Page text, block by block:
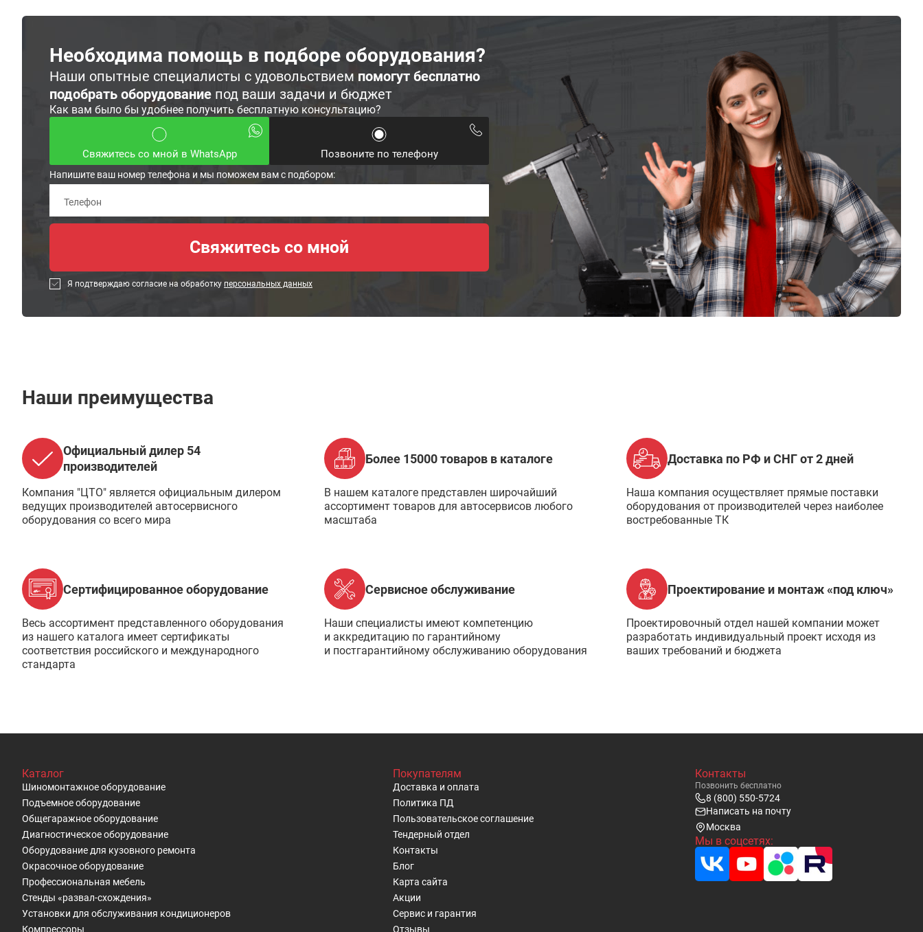
Необходима помощь в подборе оборудования?
Наши опытные специалисты с удовольствием помогут бесплатно
подобрать оборудование под ваши задачи и бюджет
Как вам было бы удобнее получить бесплатную консультацию?
Свяжитесь со мной в WhatsApp Позвоните по телефону
Напишите ваш номер телефона и мы поможем вам с подбором:
Я подтверждаю согласие на обработку персональных данных
Наши преимущества
Официальный дилер 54
производителей
Компания "ЦТО" является официальным дилером
ведущих производителей автосервисного
оборудования со всего мира
Более 15000 товаров в каталоге
В нашем каталоге представлен широчайший
ассортимент товаров для автосервисов любого
масштаба
Доставка по РФ и СНГ от 2 дней
Наша компания осуществляет прямые поставки
оборудования от производителей через наиболее
востребованные ТК
Сертифицированное оборудование
Весь ассортимент представленного оборудования
из нашего каталога имеет сертификаты
соответствия российского и международного
стандарта
Сервисное обслуживание
Наши специалисты имеют компетенцию
и аккредитацию по гарантийному
и постгарантийному обслуживанию оборудования
Проектирование и монтаж «под ключ»
Проектировочный отдел нашей компании может
разработать индивидуальный проект исходя из
ваших требований и бюджета
Каталог
Шиномонтажное оборудование
Подъемное оборудование
Общегаражное оборудование
Диагностическое оборудование
Оборудование для кузовного ремонта
Окрасочное оборудование
Профессиональная мебель
Стенды «развал-схождения»
Установки для обслуживания кондиционеров
Компрессоры
Покупателям
Доставка и оплата
Политика ПД
Пользовательское cоглашение
Тендерный отдел
Контакты
Блог
Карта сайта
Акции
Сервис и гарантия
Отзывы
Контакты
Позвонить бесплатно
8 (800) 550-5724
Написать на почту
Москва
Мы в соцсетях: